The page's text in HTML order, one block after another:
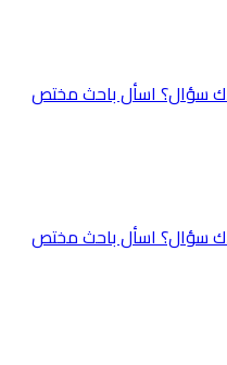
سؤال؟ اسأل باحث مختص
سؤال؟ اسأل باحث مختص